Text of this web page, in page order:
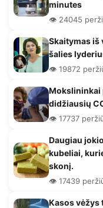
minutes
👁️ 24045
Skaitymas iš
šalies
👁️ 19872
Mokslininkai
didžiausių
👁️ 17737
Daugiau
kubeliai,
skonį.
👁️ 17439
Kasos